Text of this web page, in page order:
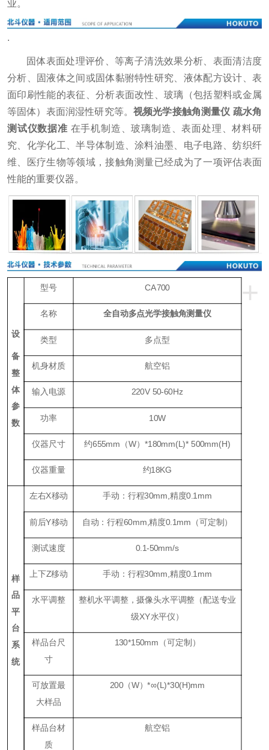
业。
.
固体表面处理评价、等离子清洗效果分析、表面清洁度
分析、固液体之间或固体黏驸特性研究、液体配方设计、表
面印刷性能的表征、分析表面改性、玻璃（包括塑料或金属
等固体）表面润湿性研究等。 视频光学接触角测量仪 疏水角
测试仪数据准 在手机制造、玻璃制造、表面处理、材料研
究、化学化工、半导体制造、涂料油墨、电子电路、纺织纤
维、医疗生物等领域，接触角测量已经成为了一项评估表面
性能的重要仪器。
+
设
备
整
体
参
数
型号 CA700
名称 全自动多点光学接触角测量仪
类型 多点型
机身材质 航空铝
输入电源 220V 50-60Hz
功率 10W
仪器尺寸 约655mm（W）*180mm(L)* 500mm(H)
仪器重量 约18KG
样
品
平
台
系
统
左右X移动 手动：行程30mm,精度0.1mm
前后Y移动 自动：行程60mm,精度0.1mm（可定制）
测试速度 0.1-50mm/s
上下Z移动 手动：行程30mm,精度0.1mm
水平调整 整机水平调整，摄像头水平调整（配送专业
级XY水平仪）
样品台尺
寸
130*150mm（可定制）
可放置最
大样品
200（W）*∞(L)*30(H)mm
样品台材
质
航空铝